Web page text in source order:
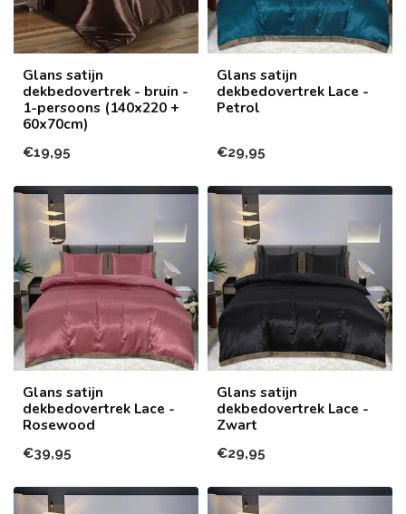
Glans satijn
dekbedovertrek - bruin -
1-persoons (140x220 +
60x70cm)
€19,95
Glans satijn
dekbedovertrek Lace -
Petrol
€29,95
Glans satijn
dekbedovertrek Lace -
Rosewood
€39,95
Glans satijn
dekbedovertrek Lace -
Zwart
€29,95